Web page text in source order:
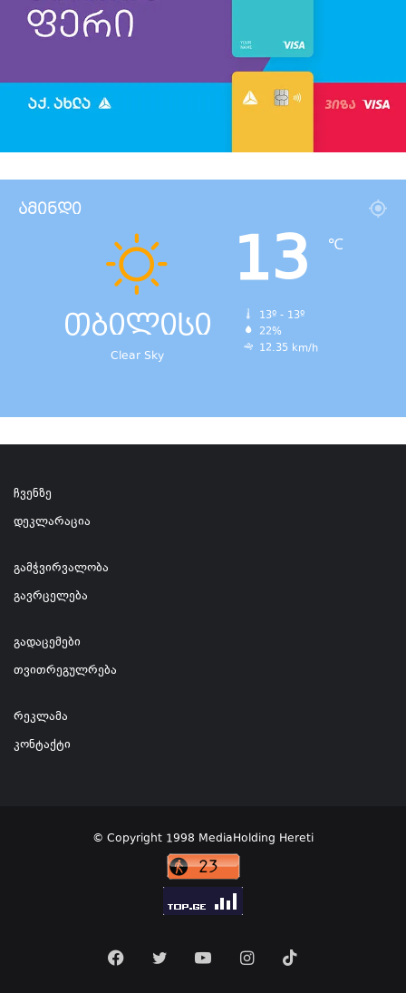
ამინდი
თბილისი
Clear Sky
13 ℃
13º - 13º
22%
12.35 km/h
ჩვენზე
დეკლარაცია
გამჭვირვალობა
გავრცელება
გადაცემები
თვითრეგულრება
რეკლამა
კონტაქტი
© Copyright 1998 MediaHolding Hereti
FacebookTwitter YouTubeInstagram